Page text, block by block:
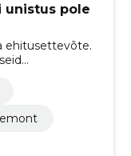
unistus pole
ehitusettevõte.